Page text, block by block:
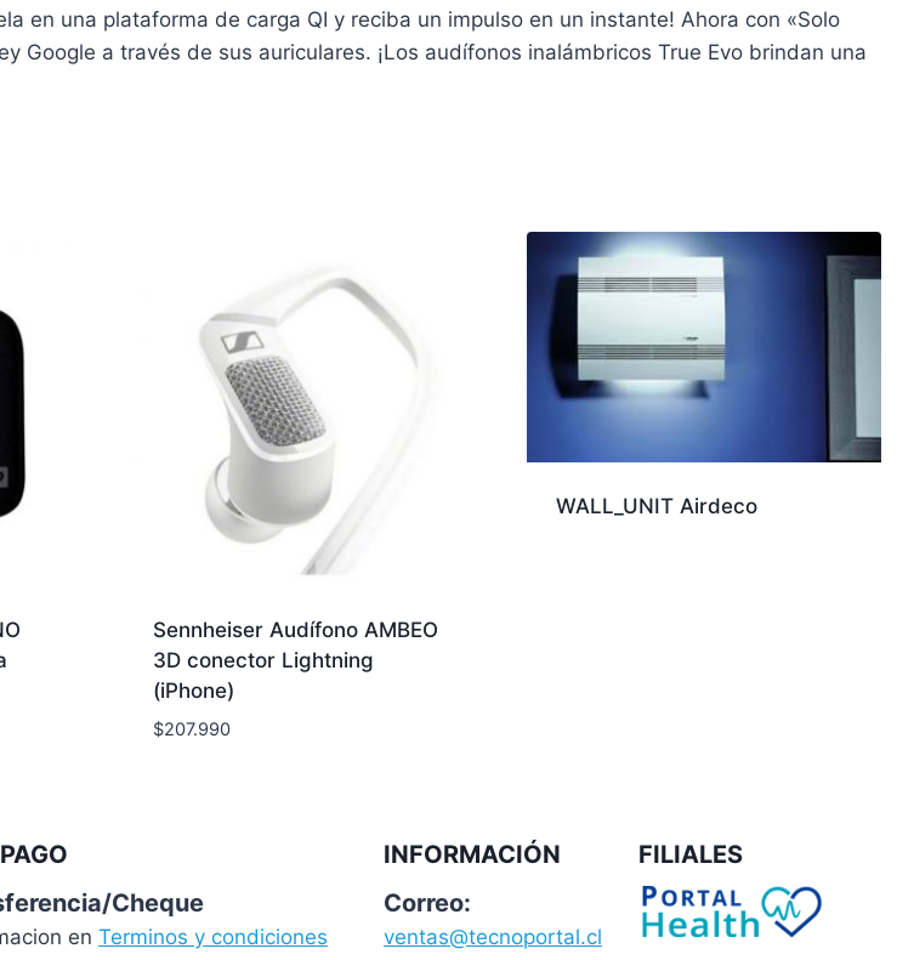
en una plataforma de carga QI y reciba un impulso en un instante! Ahora con «Solo
Google a través de sus auriculares. ¡Los audífonos inalámbricos True Evo brindan una
Sennheiser Audífono AMBEO
3D conector Lightning
(iPhone)
$207.990
WALL_UNIT Airdeco
Cheque
en Terminos y condiciones
INFORMACIÓN
Correo:
ventas@tecnoportal.cl
FILIALES